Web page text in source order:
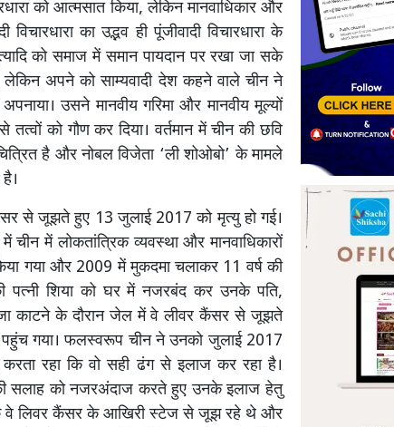
को आत्मसात किया, लेकिन मानवाधिकार और
का उद्भव ही पूंजीवादी विचारधारा के
को समाज में समान पायदान पर रखा जा सके
अपने को साम्यवादी देश कहने वाले चीन ने
उसने मानवीय गरिमा और मानवीय मूल्यों
को गौण कर दिया। वर्तमान में चीन की छवि
है और नोबल विजेता ‘ली शोओबो’ के मामले
से जूझते हुए 13 जुलाई 2017 को मृत्यु हो गई।
में लोकतांत्रिक व्यवस्था और मानवाधिकारों
गया और 2009 में मुकदमा चलाकर 11 वर्ष की
शिया को घर में नजरबंद कर उनके पति,
काटने के दौरान जेल में वे लीवर कैंसर से जूझते
गया। फलस्वरूप चीन ने उनको जुलाई 2017
रहा कि वो सही ढंग से इलाज कर रहा है।
सलाह को नजरअंदाज करते हुए उनके इलाज हेतु
वे लिवर कैंसर के आखिरी स्टेज से जूझ रहे थे और